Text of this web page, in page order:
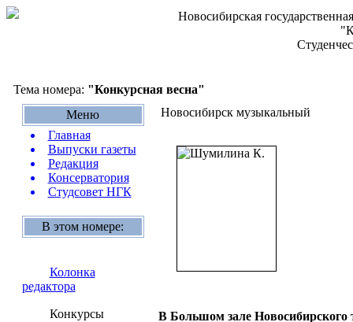
Новосибирская
Тема номера: "Конкурсная весна"
Меню
Главная
Выпуски газеты
Редакция
Консерватория
Студсовет НГК
В этом номере:
Колонка
редактора
Конкурсы
Новосибирск музыкальный
В Большом зале Новосибирского